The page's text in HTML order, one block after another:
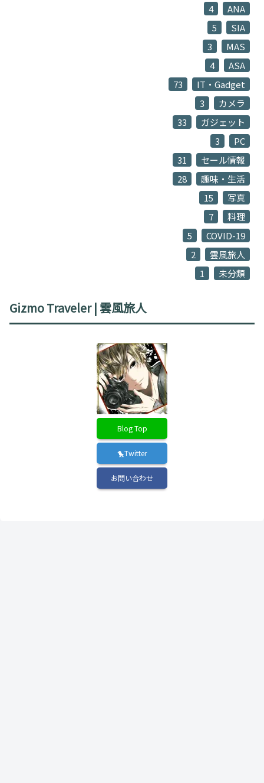
ANA
4
SIA
5
MAS
3
ASA
4
IT・Gadget
73
カメラ
3
ガジェット
33
PC
3
セール情報
31
趣味・生活
28
写真
15
料理
7
COVID-19
5
雲風旅人
2
未分類
1
Gizmo Traveler | 雲風旅人
Blog Top
🐤Twitter
お問い合わせ